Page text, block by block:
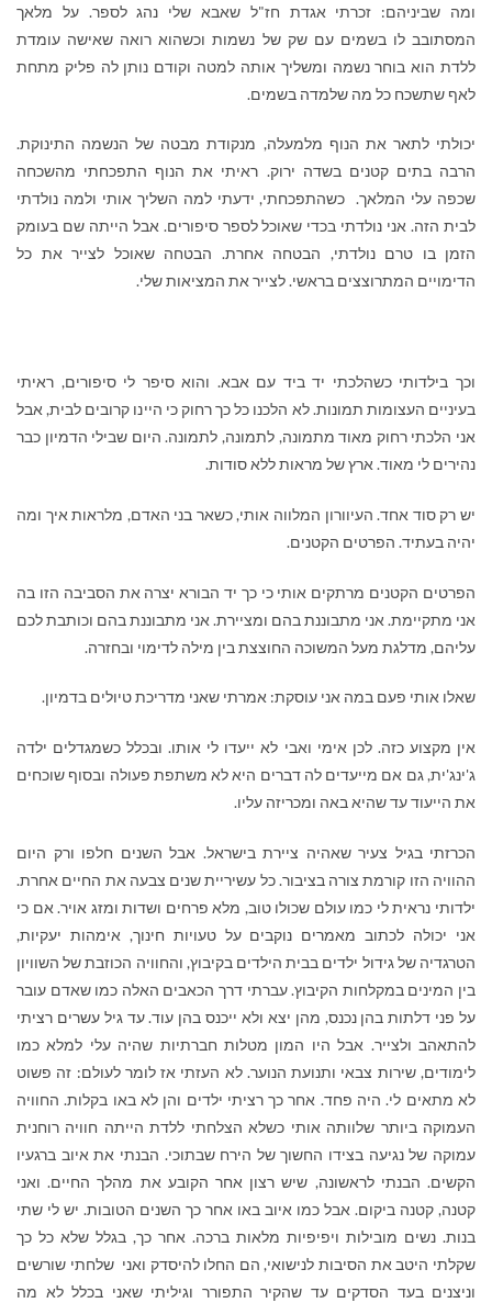
ומה שביניהם: זכרתי אגדת חז"ל שאבא שלי נהג לספר. על מלאך
המסתובב לו בשמים עם שק של נשמות וכשהוא רואה שאישה עומדת
ללדת הוא בוחר נשמה ומשליך אותה למטה וקודם נותן לה פליק מתחת
לאף שתשכח כל מה שלמדה בשמים.
יכולתי לתאר את הנוף מלמעלה, מנקודת מבטה של הנשמה התינוקת.
הרבה בתים קטנים בשדה ירוק. ראיתי את הנוף התפכחתי מהשכחה
שכפה עלי המלאך. כשהתפכחתי, ידעתי למה השליך אותי ולמה נולדתי
לבית הזה. אני נולדתי בכדי שאוכל לספר סיפורים. אבל הייתה שם בעומק
הזמן בו טרם נולדתי, הבטחה אחרת. הבטחה שאוכל לצייר את כל
הדימויים המתרוצצים בראשי. לצייר את המציאות שלי.
וכך בילדותי כשהלכתי יד ביד עם אבא. והוא סיפר לי סיפורים, ראיתי
בעיניים העצומות תמונות. לא הלכנו כל כך רחוק כי היינו קרובים לבית, אבל
אני הלכתי רחוק מאוד מתמונה, לתמונה, לתמונה. היום שבילי הדמיון כבר
נהירים לי מאוד. ארץ של מראות ללא סודות.
יש רק סוד אחד. העיוורון המלווה אותי, כשאר בני האדם, מלראות איך ומה
יהיה בעתיד. הפרטים הקטנים.
הפרטים הקטנים מרתקים אותי כי כך יד הבורא יצרה את הסביבה הזו בה
אני מתקיימת. אני מתבוננת בהם ומציירת. אני מתבוננת בהם וכותבת לכם
עליהם, מדלגת מעל המשוכה החוצצת בין מילה לדימוי ובחזרה.
שאלו אותי פעם במה אני עוסקת: אמרתי שאני מדריכת טיולים בדמיון.
אין מקצוע כזה. לכן אימי ואבי לא ייעדו לי אותו. ובכלל כשמגדלים ילדה
ג'ינג'ית, גם אם מייעדים לה דברים היא לא משתפת פעולה ובסוף שוכחים
את הייעוד עד שהיא באה ומכריזה עליו.
הכרזתי בגיל צעיר שאהיה ציירת בישראל. אבל השנים חלפו ורק היום
ההוויה הזו קורמת צורה בציבור. כל עשיריית שנים צבעה את החיים אחרת.
ילדותי נראית לי כמו עולם שכולו טוב, מלא פרחים ושדות ומזג אויר. אם כי
אני יכולה לכתוב מאמרים נוקבים על טעויות חינוך, אימהות יעקיות,
הטרגדיה של גידול ילדים בבית הילדים בקיבוץ, והחוויה הכוזבת של השוויון
בין המינים במקלחות הקיבוץ. עברתי דרך הכאבים האלה כמו שאדם עובר
על פני דלתות בהן נכנס, מהן יצא ולא ייכנס בהן עוד. עד גיל עשרים רציתי
להתאהב ולצייר. אבל היו המון מטלות חברתיות שהיה עלי למלא כמו
לימודים, שירות צבאי ותנועת הנוער. לא העזתי אז לומר לעולם: זה פשוט
לא מתאים לי. היה פחד. אחר כך רציתי ילדים והן לא באו בקלות. החוויה
העמוקה ביותר שלוותה אותי כשלא הצלחתי ללדת הייתה חוויה רוחנית
עמוקה של נגיעה בצידו החשוך של הירח שבתוכי. הבנתי את איוב ברגעיו
הקשים. הבנתי לראשונה, שיש רצון אחר הקובע את מהלך החיים. ואני
קטנה, קטנה ביקום. אבל כמו איוב באו אחר כך השנים הטובות. יש לי שתי
בנות. נשים מובילות ויפיפיות מלאות ברכה. אחר כך, בגלל שלא כל כך
שקלתי היטב את הסיבות לנישואי, הם החלו להיסדק ואני שלחתי שורשים
וניצנים בעד הסדקים עד שהקיר התפורר וגיליתי שאני בכלל לא מה